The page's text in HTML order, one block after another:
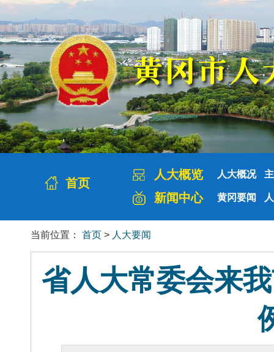
首页
人大概览 人大概况
新闻中心 黄冈要闻
当前位置： 首页 > 人大要闻
省人大常委会来